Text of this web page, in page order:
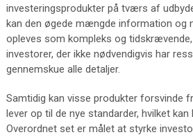
investeringsprodukter på tværs af
kan den øgede mængde information og
opleves som kompleks og
investorer, der ikke nødvendigvis har
gennemskue alle detaljer.
Samtidig kan visse produkter forsvinde
lever op til de nye standarder, hvilket
Overordnet set er målet at styrke